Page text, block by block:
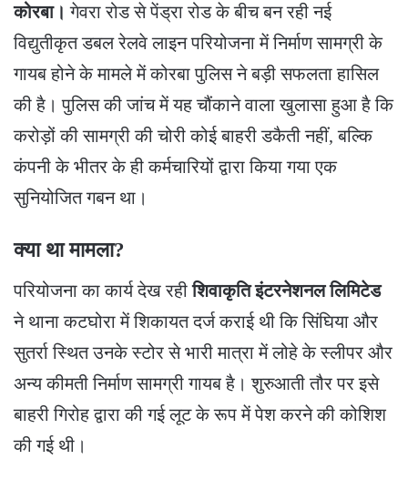
कोरबा। गेवरा रोड से पेंड्रा रोड के बीच बन रही नई
विद्युतीकृत डबल रेलवे लाइन परियोजना में निर्माण सामग्री के
गायब होने के मामले में कोरबा पुलिस ने बड़ी सफलता हासिल
की है। पुलिस की जांच में यह चौंकाने वाला खुलासा हुआ है कि
करोड़ों की सामग्री की चोरी कोई बाहरी डकैती नहीं, बल्कि
कंपनी के भीतर के ही कर्मचारियों द्वारा किया गया एक
सुनियोजित गबन था।
क्या था मामला?
​परियोजना का कार्य देख रहीशिवाकृति इंटरनेशनल लिमिटेड
ने थाना कटघोरा में शिकायत दर्ज कराई थी कि सिंघिया और
सुतर्रा स्थित उनके स्टोर से भारी मात्रा में लोहे के स्लीपर और
अन्य कीमती निर्माण सामग्री गायब है। शुरुआती तौर पर इसे
बाहरी गिरोह द्वारा की गई लूट के रूप में पेश करने की कोशिश
की गई थी।